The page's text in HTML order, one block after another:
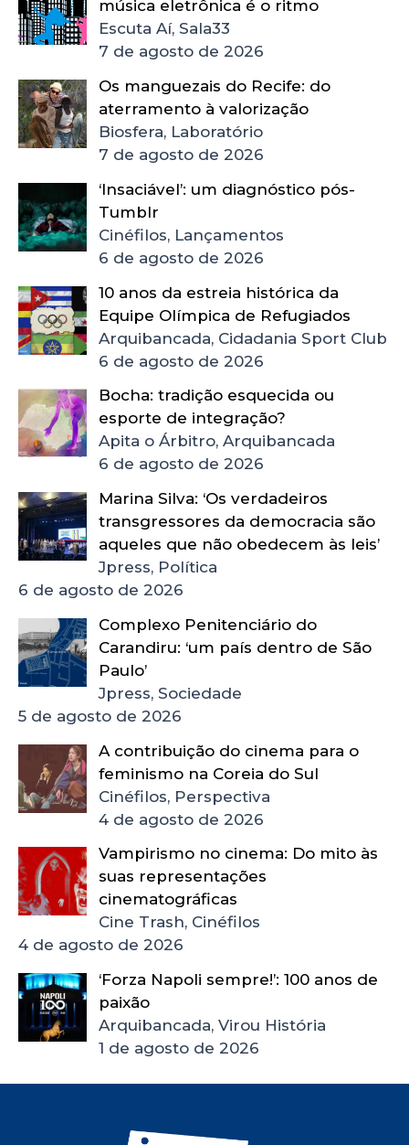
música eletrônica é o ritmo
Escuta Aí, Sala33
7 de agosto de 2026
Os manguezais do Recife: do
aterramento à valorização
Biosfera, Laboratório
7 de agosto de 2026
‘Insaciável’: um diagnóstico pós-
Tumblr
Cinéfilos, Lançamentos
6 de agosto de 2026
10 anos da estreia histórica da
Equipe Olímpica de Refugiados
Arquibancada, Cidadania Sport Club
6 de agosto de 2026
Bocha: tradição esquecida ou
esporte de integração?
Apita o Árbitro, Arquibancada
6 de agosto de 2026
Marina Silva: ‘Os verdadeiros
transgressores da democracia são
aqueles que não obedecem às leis’
Jpress, Política
6 de agosto de 2026
Complexo Penitenciário do
Carandiru: ‘um país dentro de São
Paulo’
Jpress, Sociedade
5 de agosto de 2026
A contribuição do cinema para o
feminismo na Coreia do Sul
Cinéfilos, Perspectiva
4 de agosto de 2026
Vampirismo no cinema: Do mito às
suas representações
cinematográficas
Cine Trash, Cinéfilos
4 de agosto de 2026
‘Forza Napoli sempre!’: 100 anos de
paixão
Arquibancada, Virou História
1 de agosto de 2026